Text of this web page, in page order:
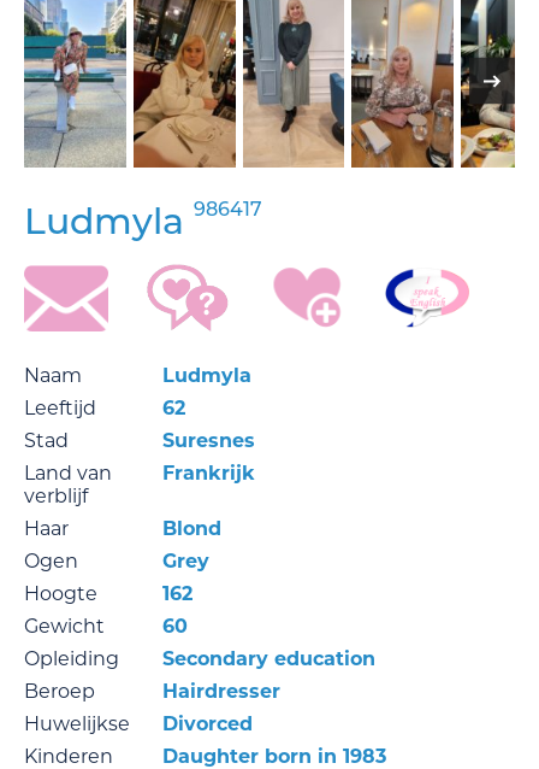
Ludmyla 986417
Naam
Ludmyla
Leeftijd
62
Stad
Suresnes
Land van
verblijf
Frankrijk
Haar
Blond
Ogen
Grey
Hoogte
162
Gewicht
60
Opleiding
Secondary education
Beroep
Hairdresser
Huwelijkse
Divorced
Kinderen
Daughter born in 1983